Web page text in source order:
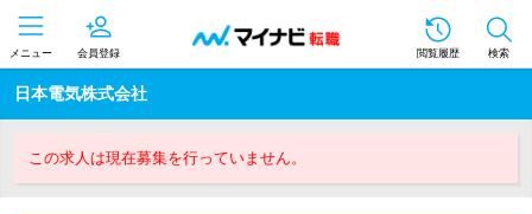
メニュー 会員登録 閲覧履歴 検索
日本電気株式会社
この求人は現在募集を行っていません。